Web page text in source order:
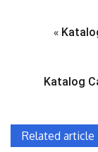
«
Katalog
Related article